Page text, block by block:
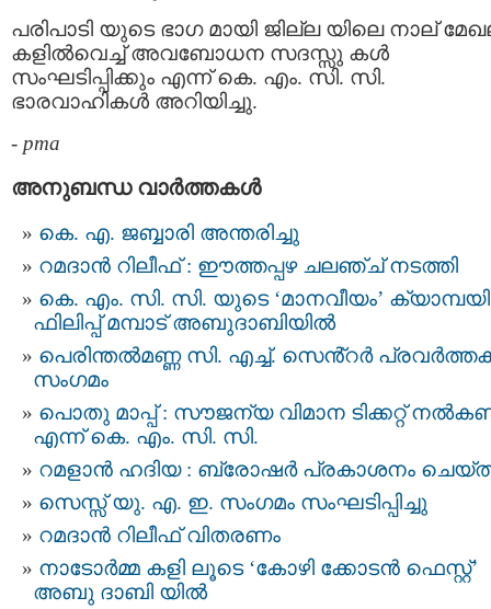
പരിപാടി യുടെ ഭാഗ മായി ജില്ല യിലെ നാല്
കളില്‍വെച്ച് അവബോധന സദസ്സു കള്‍
സംഘടിപ്പിക്കും എന്ന് കെ. എം. സി. സി.
ഭാരവാഹികള്‍ അറിയിച്ചു.
- pma
അനുബന്ധ വാര്‍ത്തകള്‍
കെ. എ. ജബ്ബാരി അന്തരിച്ചു
റമദാൻ റിലീഫ് : ഈത്തപ്പഴ ചലഞ്ച് നടത്തി
കെ. എം. സി. സി. യുടെ ‘മാനവീയം’
ഫിലിപ്പ് മമ്പാട് അബുദാബിയിൽ
പെരിന്തൽമണ്ണ സി. എച്ച്. സെൻ്റർ
സംഗമം
പൊതു മാപ്പ് : സൗജന്യ വിമാന ടിക്കറ്റ്
എന്ന് കെ. എം. സി. സി.
റമളാൻ ഹദിയ : ബ്രോഷർ പ്രകാശനം
സെസ്സ് യു. എ. ഇ. സംഗമം സംഘടിപ്പിച്ചു
റമദാൻ റിലീഫ് വിതരണം
നാടോർമ്മ കളി ലൂടെ ‘കോഴി ക്കോടൻ ഫെസ്റ്റ്’
അബു ദാബി യില്‍